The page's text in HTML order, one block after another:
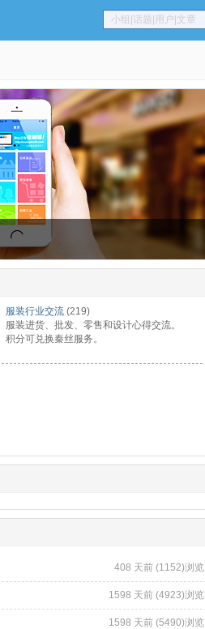
小组|话题|用户|文章
服装行业交流(219)
服装进货、批发、零售和设计心得交流。
积分可兑换秦丝服务。
408 天前 (1152)浏览
1598 天前 (4923)浏览
1598 天前 (5490)浏览